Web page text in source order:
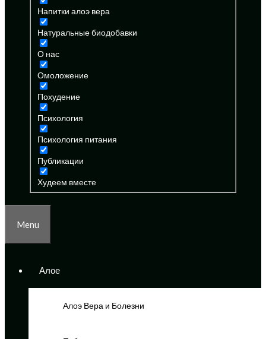
Напитки алоэ вера
Натуральные биодобавки
О нас
Омоложение
Похудение
Психология
Психология питания
Публикации
Худеем вместе
Menu
Алое
Алоэ Вера и Болезни